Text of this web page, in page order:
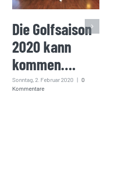
Die Golfsaison
2020 kann
kommen….
Sonntag, 2. Februar 2020 | 0
Kommentare